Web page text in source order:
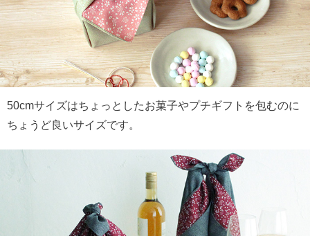
50cmサイズはちょっとしたお菓子やプチギフトを包むのに
ちょうど良いサイズです。